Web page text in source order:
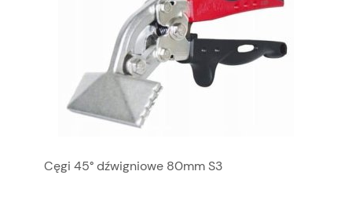
Cęgi 45° dźwigniowe 80mm S3